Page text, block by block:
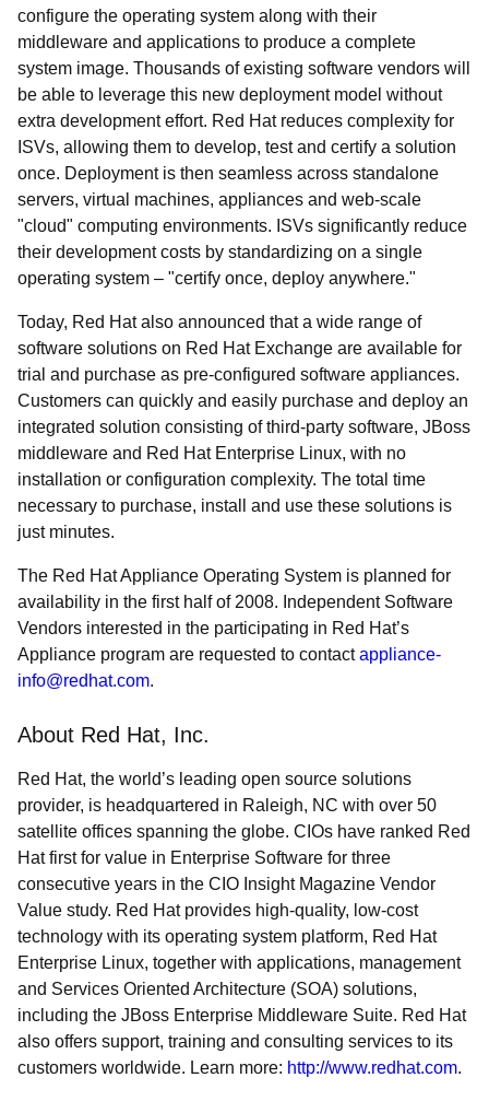
configure the operating system along with their
middleware and applications to produce a complete
system image. Thousands of existing software vendors will
be able to leverage this new deployment model without
extra development effort. Red Hat reduces complexity for
ISVs, allowing them to develop, test and certify a solution
once. Deployment is then seamless across standalone
servers, virtual machines, appliances and web-scale
"cloud" computing environments. ISVs significantly reduce
their development costs by standardizing on a single
operating system – "certify once, deploy anywhere."
Today, Red Hat also announced that a wide range of
software solutions on Red Hat Exchange are available for
trial and purchase as pre-configured software appliances.
Customers can quickly and easily purchase and deploy an
integrated solution consisting of third-party software, JBoss
middleware and Red Hat Enterprise Linux, with no
installation or configuration complexity. The total time
necessary to purchase, install and use these solutions is
just minutes.
The Red Hat Appliance Operating System is planned for
availability in the first half of 2008. Independent Software
Vendors interested in the participating in Red Hat’s
Appliance program are requested to contactappliance-
info@redhat.com.
About Red Hat, Inc.
Red Hat, the world’s leading open source solutions
provider, is headquartered in Raleigh, NC with over 50
satellite offices spanning the globe. CIOs have ranked Red
Hat first for value in Enterprise Software for three
consecutive years in the CIO Insight Magazine Vendor
Value study. Red Hat provides high-quality, low-cost
technology with its operating system platform, Red Hat
Enterprise Linux, together with applications, management
and Services Oriented Architecture (SOA) solutions,
including the JBoss Enterprise Middleware Suite. Red Hat
also offers support, training and consulting services to its
customers worldwide. Learn more: http://www.redhat.com.